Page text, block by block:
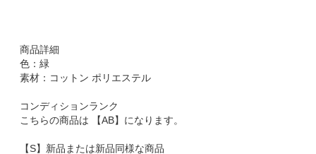
商品詳細
色：緑
素材：コットン ポリエステル
コンディションランク
こちらの商品は 【AB】になります。
【S】新品または新品同様な商品